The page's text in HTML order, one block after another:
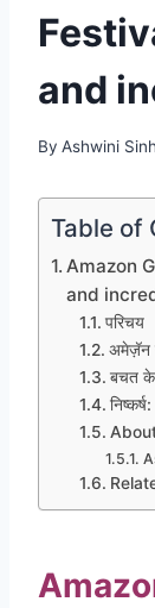
and
By Ashwini
Table of
Amazon
and
परिचय
अमेज़ॅन
बचत के